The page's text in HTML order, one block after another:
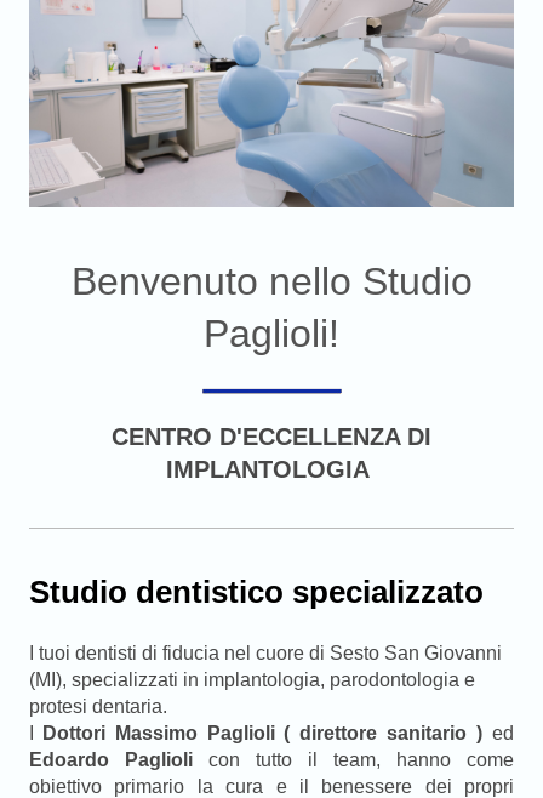
Benvenuto nello Studio
Paglioli!
CENTRO D'ECCELLENZA DI
IMPLANTOLOGIA
Studio dentistico specializzato
I tuoi dentisti di fiducia nel cuore di Sesto San Giovanni
(MI), specializzati in implantologia, parodontologia e
protesi dentaria.
Dottori Massimo Paglioli ( direttore sanitario ) ed
Edoardo Paglioli con tutto il team,
hanno come
obiettivo primario la cura e il benessere dei propri